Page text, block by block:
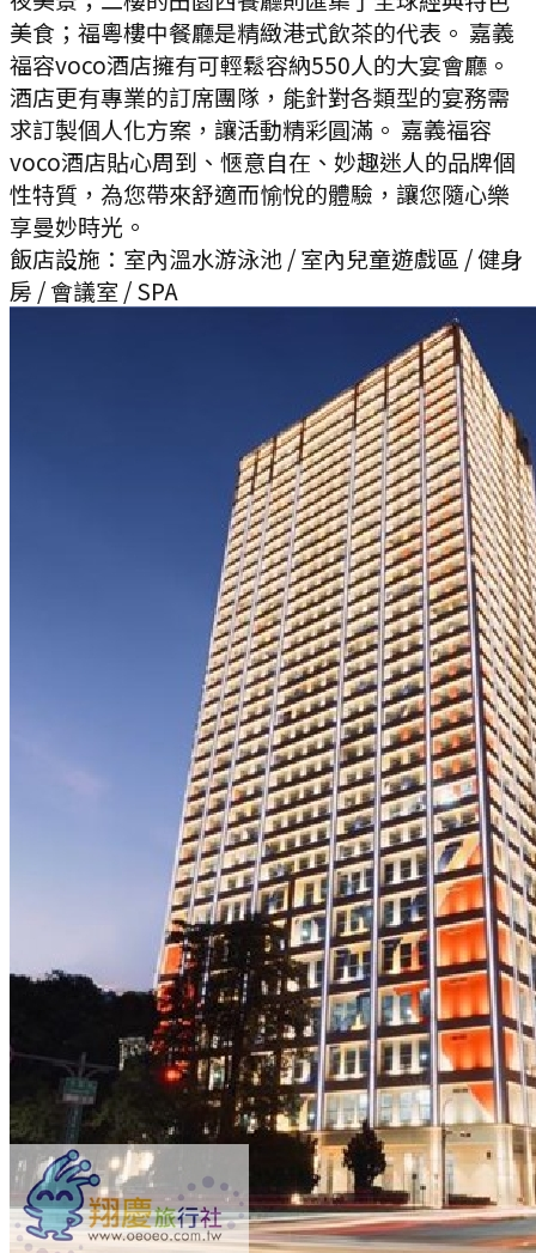
美食；福粵樓中餐廳是精緻港式飲茶的代表。 嘉義
福容voco酒店擁有可輕鬆容納550人的大宴會廳。
酒店更有專業的訂席團隊，能針對各類型的宴務需
求訂製個人化方案，讓活動精彩圓滿。 嘉義福容
voco酒店貼心周到、愜意自在、妙趣迷人的品牌個
性特質，為您帶來舒適而愉悅的體驗，讓您隨心樂
享曼妙時光。
飯店設施： 室內溫水游泳池 / 室內兒童遊戲區 / 健身
房 / 會議室 / SPA